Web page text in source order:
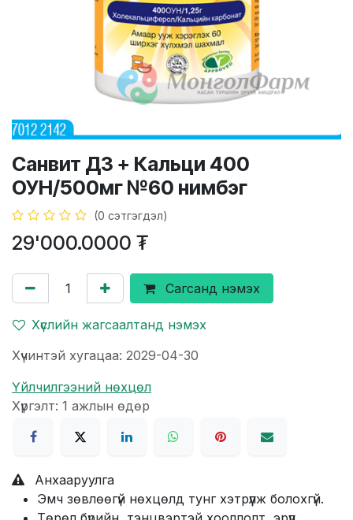
Санвит Д3 + Кальци 400
ОУН/500мг №60 нимбэг
(0 сэтгэгдэл)
29'000.0000 ₮
Сагсанд нэмэх
Хүслийн жагсаалтанд нэмэх
Хүчинтэй хугацаа: 2029-04-30
Үйлчилгээний нөхцөл
Хүргэлт: 1 ажлын өдөр
Анхааруулга
Эмч зөвлөөгүй нөхцөлд тунг хэтрүүлж болохгүй.